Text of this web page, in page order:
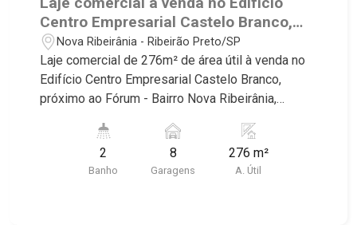
Centro Empresarial Castelo Branco,
próximo ao Fórum - Ribeirão Preto/SP.
Nova Ribeirânia - Ribeirão Preto/SP
Laje comercial de 276m² de área útil à venda no
Edifício Centro Empresarial Castelo Branco,
próximo ao Fórum - Bairro Nova Ribeirânia,
deste imóvel que a Martinelli Imobiliária
selecionou para você: - 276m² de área útil -
Amplo espaço - W.C masculino | feminino - 8
2
Banho
8
Garagens
276 m²
A. Útil